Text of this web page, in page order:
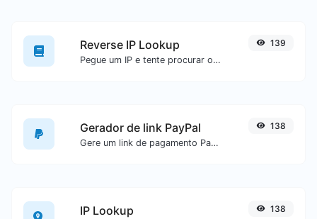
Reverse IP Lookup
Pegue um IP e tente procurar o domínio/host associado a ele.
139
Gerador de link PayPal
Gere um link de pagamento PayPal com facilidade.
138
IP Lookup 138